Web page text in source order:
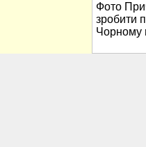
Фото
зробити
Чорному